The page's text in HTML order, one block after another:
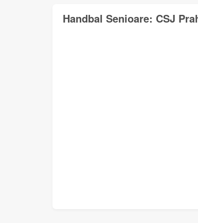
Handbal Senioare: CSJ